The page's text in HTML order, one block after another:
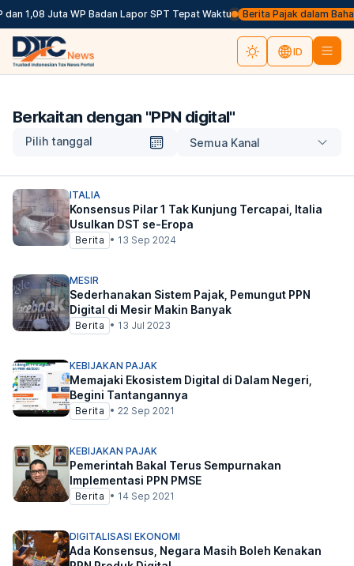
1,08 Juta WP Badan Lapor SPT Tepat Waktu Berita Pajak dalam
ID
Berkaitan dengan "PPN digital"
Pilih tanggal Semua Kanal
ITALIA
Konsensus Pilar 1 Tak Kunjung Tercapai, Italia
Usulkan DST se-Eropa
Berita • 13 Sep 2024
MESIR
Sederhanakan Sistem Pajak, Pemungut PPN
Digital di Mesir Makin Banyak
Berita • 13 Jul 2023
KEBIJAKAN PAJAK
Memajaki Ekosistem Digital di Dalam Negeri,
Begini Tantangannya
Berita • 22 Sep 2021
KEBIJAKAN PAJAK
Pemerintah Bakal Terus Sempurnakan
Implementasi PPN PMSE
Berita • 14 Sep 2021
DIGITALISASI EKONOMI
Ada Konsensus, Negara Masih Boleh Kenakan